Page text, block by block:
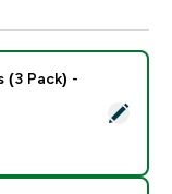
Socks (3
(3 Pack) -